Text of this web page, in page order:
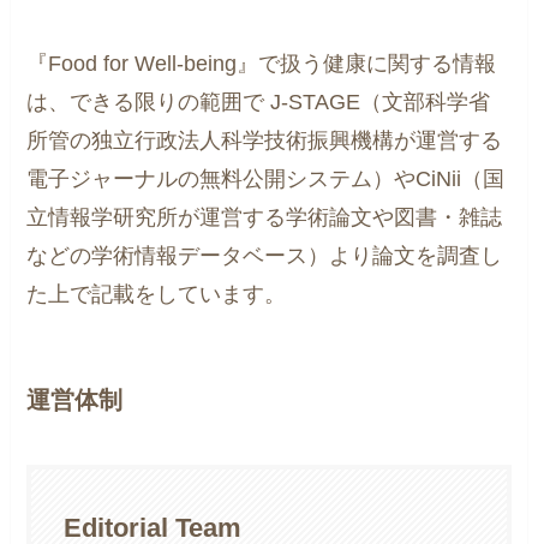
『Food for Well-being』で扱う健康に関する情報
は、できる限りの範囲で J-STAGE（文部科学省
所管の独立行政法人科学技術振興機構が運営する
電子ジャーナルの無料公開システム）やCiNii（国
立情報学研究所が運営する学術論文や図書・雑誌
などの学術情報データベース）より論文を調査し
た上で記載をしています。
運営体制
Editorial Team